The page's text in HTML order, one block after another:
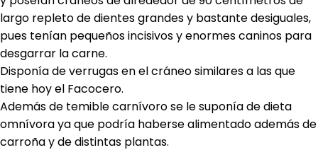
largo repleto de dientes grandes y bastante desiguales,
pues tenían pequeños incisivos y enormes caninos para
desgarrar la carne.
Disponía de verrugas en el cráneo similares a las que
tiene hoy el Facocero.
Además de temible carnívoro se le suponía de dieta
omnívora ya que podría haberse alimentado además de
carroña y de distintas plantas.